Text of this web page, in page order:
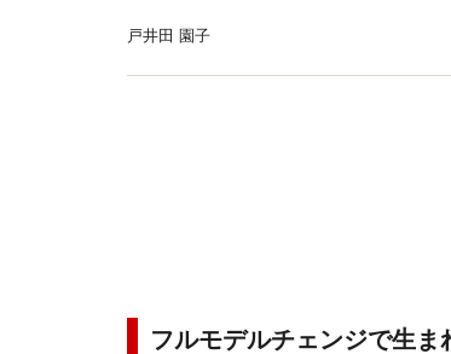
戸井田 園子
フルモデルチェンジで生ま